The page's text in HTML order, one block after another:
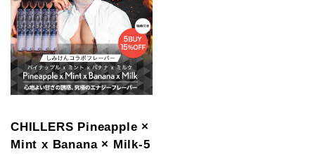
CHILLERS Pineapple ×
Mint x Banana × Milk-5